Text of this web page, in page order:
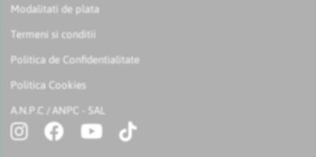
Modalitati de plata
Termeni si conditii
Politica de Confidentialitate
Politica Cookies
A.N.P.C / ANPC - SAL